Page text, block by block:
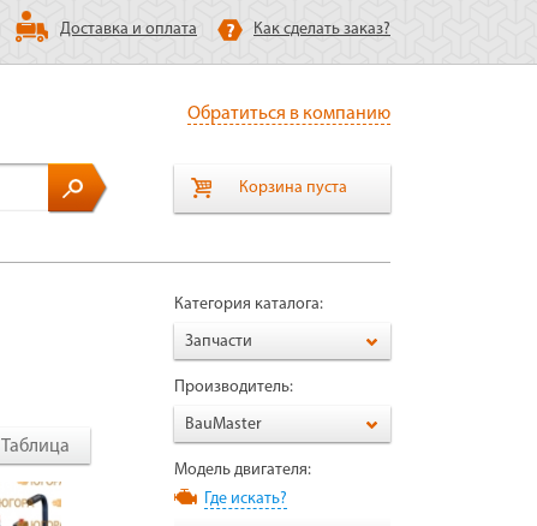
Доставка и оплата Как сделать заказ?
Обратиться в компанию
Корзина пуста
Категория каталога:
Запчасти
Производитель:
BauMaster
Модель двигателя:
Где искать?
Таблица